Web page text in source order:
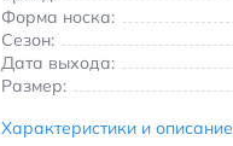
Форма носка:
Сезон:
Дата выхода:
Размер:
Характеристики и описание